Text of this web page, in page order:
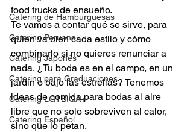
Catering de Hamburguesas
Catering Peruano
Catering Japonés
Catering para Graduaciones
Catering LGTBIQA+
Catering Español
food trucks de ensueño.
Te vamos a contar qué se sirve, para
quién va bien cada estilo y cómo
combinarlo si no quieres renunciar a
nada. ¿Tu boda es en el campo, en un
jardín o bajo las estrellas? Tenemos
ideas de comida para bodas al aire
libre que no solo sobreviven al calor,
sino que lo petan.